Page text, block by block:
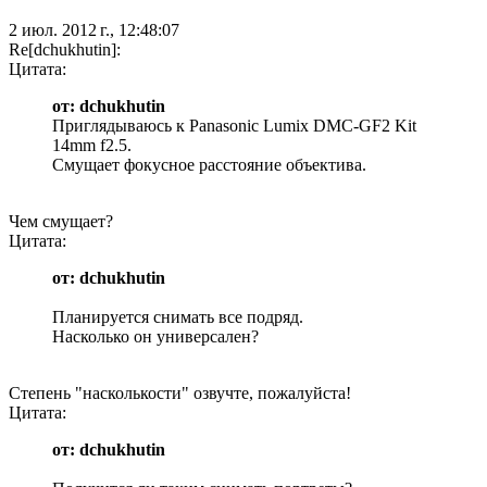
2 июл. 2012 г., 12:48:07
Re[dchukhutin]:
Цитата:
от: dchukhutin
Приглядываюсь к Panasonic Lumix DMC-GF2 Kit
14mm f2.5.
Смущает фокусное расстояние объектива.
Чем смущает?
Цитата:
от: dchukhutin
Планируется снимать все подряд.
Насколько он универсален?
Степень "насколькости" озвучте, пожалуйста!
Цитата:
от: dchukhutin